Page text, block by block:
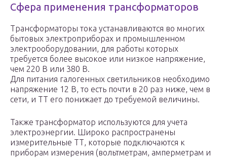
Сфера применения трансформаторов
Трансформаторы тока устанавливаются во многих
бытовых электроприборах и промышленном
электрооборудовании, для работы которых
требуется более высокое или низкое напряжение,
чем 220 В или 380 В.
Для питания галогенных светильников необходимо
напряжение 12 В, то есть почти в 20 раз ниже, чем в
сети, и ТТ его понижает до требуемой величины.
Также трансформатор используются для учета
электроэнергии. Широко распространены
измерительные ТТ, которые подключаются к
приборам измерения (вольтметрам, амперметрам и